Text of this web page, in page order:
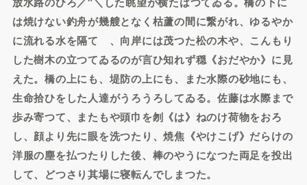
は焼けない釣舟が幾艘となく枯蘆の間に繋がれ、ゆるやか
に流れる水を隔てゝ、向岸には茂つた松の木や、こんもり
した樹木の立つてゐるのが言ひ知れず穏《おだやか》に見
えた。橋の上にも、堤防の上にも、また水際の砂地にも、
生命拾ひをした人達がうろうろしてゐる。佐藤は水際まで
歩み寄つて、またもや頭巾を刎《は》ねのけ荷物をおろ
し、顔より先に眼を洗つたり、焼焦《やけこげ》だらけの
洋服の塵を払つたりした後、棒のやうになつた両足を投出
して、どつさり其場に寝転んでしまつた。